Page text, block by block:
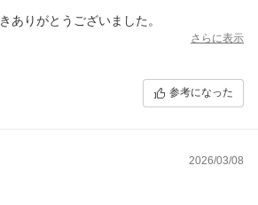
ありがとうございました。
さらに表示
参考になった
2026/03/08